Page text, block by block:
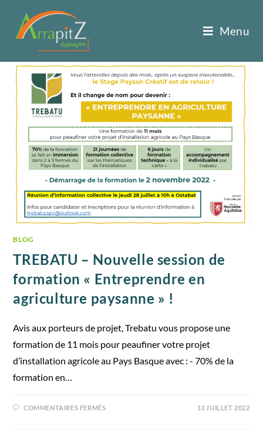
Menu
BLOG
TREBATU – Nouvelle session de
formation « Entreprendre en
agriculture paysanne » !
Avis aux porteurs de projet, Trebatu vous propose une
formation de 11 mois pour peaufiner votre projet
d’installation agricole au Pays Basque avec : - 70% de la
formation en…
COMMENTAIRES FERMÉS 13 JUILLET 2022